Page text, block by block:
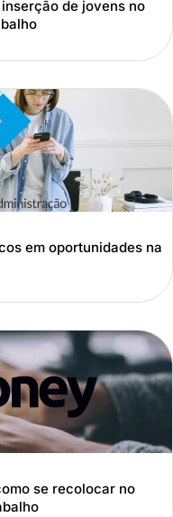
de jovens no
em oportunidades na
se recolocar no